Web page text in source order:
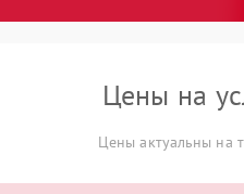
Цены на
Цены актуальны на